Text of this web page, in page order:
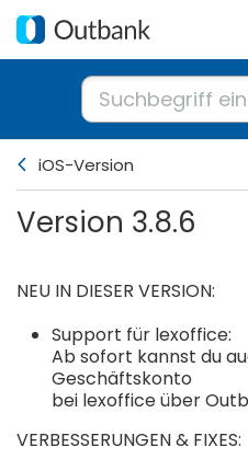
iOS-Version
Version 3.8.6
NEU IN DIESER VERSION:
Support für lexoffice:
Ab sofort kannst du
Geschäftskonto
bei lexoffice über
VERBESSERUNGEN & FIXES: